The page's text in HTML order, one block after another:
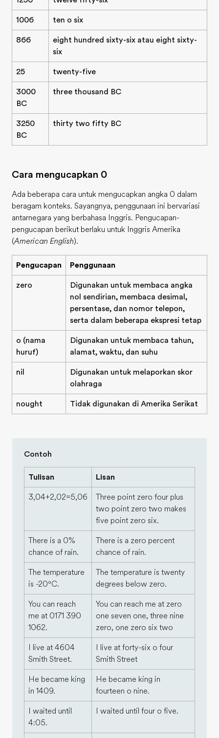
1006 ten o six
866
eight hundred sixty-six atau eight sixty-
six
25 twenty-five
3000
BC
three thousand BC
3250
BC
thirty two fifty BC
Cara mengucapkan 0
Ada beberapa cara untuk mengucapkan angka 0 dalam
beragam konteks. Sayangnya, penggunaan ini bervariasi
antarnegara yang berbahasa Inggris. Pengucapan-
pengucapan berikut berlaku untuk Inggris Amerika
(American English).
Pengucapan Penggunaan
zero
Digunakan untuk membaca angka
nol sendirian, membaca desimal,
persentase, dan nomor telepon,
serta dalam beberapa ekspresi tetap
o (nama
huruf)
Digunakan untuk membaca tahun,
alamat, waktu, dan suhu
nil
Digunakan untuk melaporkan skor
olahraga
nought Tidak digunakan di Amerika Serikat
Contoh
Tulisan Lisan
3,04+2,02=5,06
Three point zero four plus
two point zero two makes
five point zero six.
There is a 0%
chance of rain.
There is a zero percent
chance of rain.
The temperature
is -20⁰C.
The temperature is twenty
degrees below zero.
You can reach
me at 0171 390
1062.
You can reach me at zero
one seven one, three nine
zero, one zero six two
I live at 4604
Smith Street.
I live at forty-six o four
Smith Street
He became king
in 1409.
He became king in
fourteen o nine.
I waited until
4:05.
I waited until four o five.